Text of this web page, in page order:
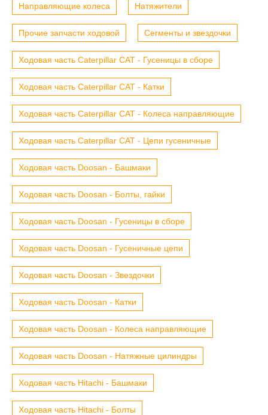
Направляющие колеса Натяжители
Прочие запчасти ходовой Сегменты и звездочки
Ходовая часть Caterpillar CAT - Гусеницы в сборе
Ходовая часть Caterpillar CAT - Катки
Ходовая часть Caterpillar CAT - Колеса направляющие
Ходовая часть Caterpillar CAT - Цепи гусеничные
Ходовая часть Doosan - Башмаки
Ходовая часть Doosan - Болты, гайки
Ходовая часть Doosan - Гусеницы в сборе
Ходовая часть Doosan - Гусеничные цепи
Ходовая часть Doosan - Звездочки
Ходовая часть Doosan - Катки
Ходовая часть Doosan - Колеса направляющие
Ходовая часть Doosan - Натяжные цилиндры
Ходовая часть Hitachi - Башмаки
Ходовая часть Hitachi - Болты